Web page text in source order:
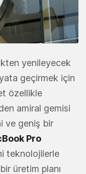
yenileyecek
geçirmek için
özellikle
amiral gemisi
ve geniş bir
Pro
teknolojilerle
üretim planı